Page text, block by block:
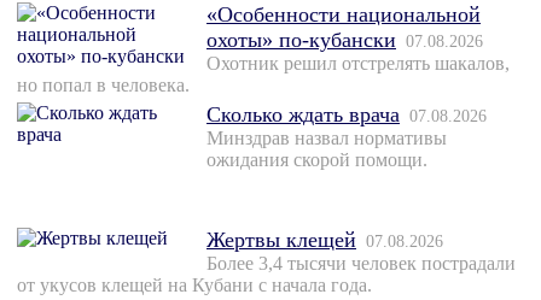
«Особенности национальной
охоты» по-кубански 07.08.2026
Охотник решил отстрелять шакалов,
но попал в человека.
Сколько ждать врача 07.08.2026
Минздрав назвал нормативы
ожидания скорой помощи.
Жертвы клещей 07.08.2026
Более 3,4 тысячи человек пострадали
от укусов клещей на Кубани с начала года.